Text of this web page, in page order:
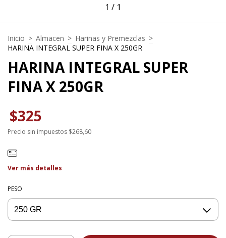
1 / 1
Inicio > Almacen > Harinas y Premezclas >
HARINA INTEGRAL SUPER FINA X 250GR
HARINA INTEGRAL SUPER
FINA X 250GR
$325
Precio sin impuestos $268,60
Ver más detalles
PESO